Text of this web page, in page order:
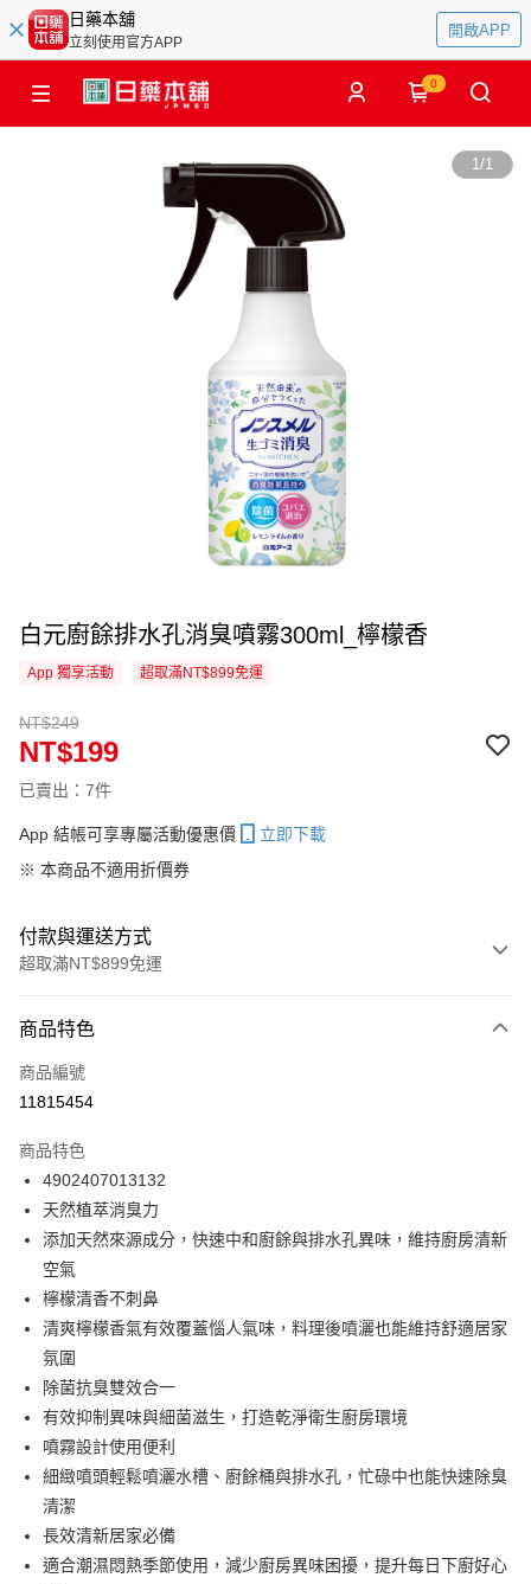
日藥本舖
立刻使用官方APP
開啟APP
0
1/1
白元廚餘排水孔消臭噴霧300ml_檸檬香
App 獨享活動 超取滿NT$899免運
NT$249
NT$199
已賣出：7件
App 結帳可享專屬活動優惠價
立即下載
※ 本商品不適用折價券
付款與運送方式
超取滿NT$899免運
信用卡一次付款
信用卡分期付款
合作金庫商業銀行
華南商業銀行
上海商業儲蓄銀行
國泰世華商業銀行
兆豐國際商業銀行
臺灣中小企業銀行
匯豐（台灣）商業銀行
聯邦商業銀行
元大商業銀行
永豐商業銀行
玉山商業銀行
台新國際商業銀行
台灣樂天信用卡公司
LINE Pay
Apple Pay
街口支付
Google Pay
大哥付你分期
相關說明
【大哥付你分期使用說明】
1.本服務由台灣大哥大提供，台灣大哥大用戶可立即使用無須另外申請。
2.付款方式選擇「大哥付你分期」，訂單成立後會自動跳轉到大哥付的交易
ATM付款
商品特色
商品編號
11815454
商品特色
4902407013132
天然植萃消臭力
添加天然來源成分，快速中和廚餘與排水孔異味，維持廚房清新
空氣
檸檬清香不刺鼻
清爽檸檬香氣有效覆蓋惱人氣味，料理後噴灑也能維持舒適居家
氛圍
除菌抗臭雙效合一
有效抑制異味與細菌滋生，打造乾淨衛生廚房環境
噴霧設計使用便利
細緻噴頭輕鬆噴灑水槽、廚餘桶與排水孔，忙碌中也能快速除臭
清潔
長效清新居家必備
適合潮濕悶熱季節使用，減少廚房異味困擾，提升每日下廚好心